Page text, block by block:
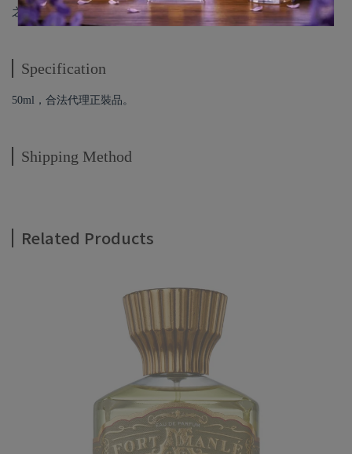
之感。
Specification
50ml，合法代理正裝品。
Shipping Method
Related Products